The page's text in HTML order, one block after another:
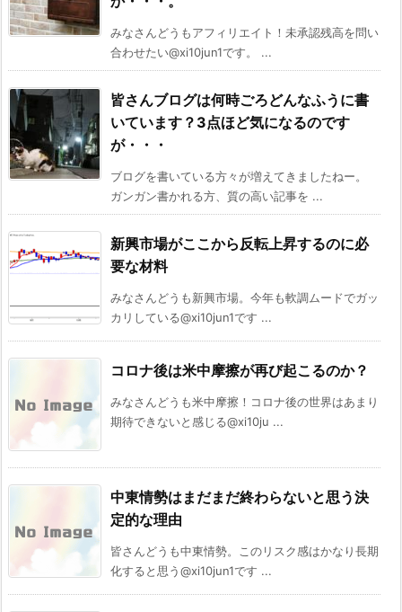
みなさんどうもアフィリエイト！未承認残高を問い
合わせたい@xi10jun1です。 ...
皆さんブログは何時ごろどんなふうに書
いています？3点ほど気になるのです
が・・・
ブログを書いている方々が増えてきましたねー。
ガンガン書かれる方、質の高い記事を ...
新興市場がここから反転上昇するのに必
要な材料
みなさんどうも新興市場。今年も軟調ムードでガッ
カリしている@xi10jun1です ...
コロナ後は米中摩擦が再び起こるのか？
みなさんどうも米中摩擦！コロナ後の世界はあまり
期待できないと感じる@xi10ju ...
中東情勢はまだまだ終わらないと思う決
定的な理由
皆さんどうも中東情勢。このリスク感はかなり長期
化すると思う@xi10jun1です ...